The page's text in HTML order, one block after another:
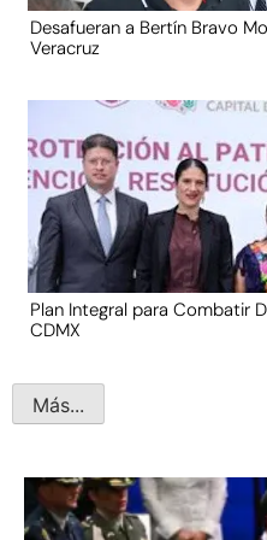
Desafueran a Bertín Bravo
Veracruz
Plan Integral para Combatir
CDMX
Más...